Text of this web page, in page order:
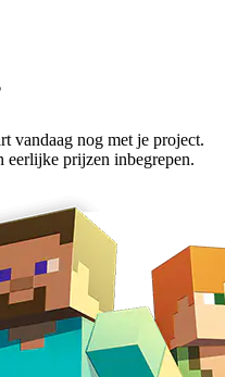
vandaag nog met je project.
eerlijke prijzen inbegrepen.